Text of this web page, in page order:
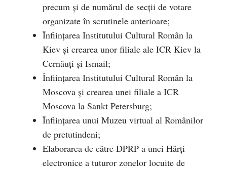
precum și de numărul de secții de votare
organizate în scrutinele anterioare;
Înființarea Institutului Cultural Român la
Kiev și crearea unor filiale ale ICR Kiev la
Cernăuți și Ismail;
Înființarea Institutului Cultural Român la
Moscova și crearea unei filiale a ICR
Moscova la Sankt Petersburg;
Înființarea unui Muzeu virtual al Românilor
de pretutindeni;
Elaborarea de către DPRP a unei Hărți
electronice a tuturor zonelor locuite de